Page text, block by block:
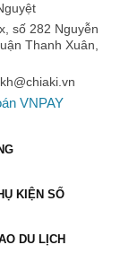
nên bỏ qua
Thông Dụng
Bắt Đầu Luyện
Anh Qua Sơ
Anh Cơ Bản Và
nên bỏ qua
Cho Bé Yêu
số 282 Nguyễn
Thanh Xuân,
VNPAY
KIỆN SỐ
DU LỊCH